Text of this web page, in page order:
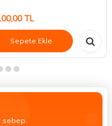
TL
Sepete Ekle
sebep.